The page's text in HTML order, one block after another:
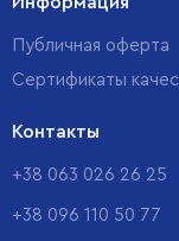
Публичная оферта
Сертификаты
Контакты
+38 063 026 26 25
+38 096 110 50 77